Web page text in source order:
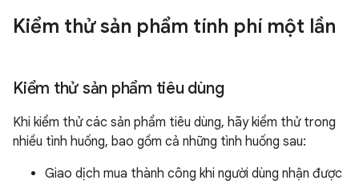
Kiểm thử sản phẩm tính phí một lần
Kiểm thử sản phẩm tiêu dùng
Khi kiểm thử các sản phẩm tiêu dùng, hãy kiểm thử trong
nhiều tình huống, bao gồm cả những tình huống sau:
Giao dịch mua thành công khi người dùng nhận được